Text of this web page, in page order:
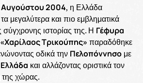
Αυγούστου 2004, η Ελλάδα
μεγαλύτερα και πιο εμβληματικά
ιστορίας της. Η Γέφυρα
Τρικούπης» παραδόθηκε
οδικά την Πελοπόννησομε
και αλλάζοντας οριστικά τον
της χώρας.